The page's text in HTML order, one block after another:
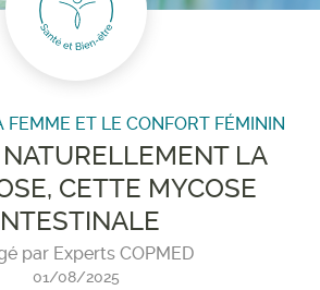
FEMME ET LE CONFORT FÉMININ
LA
CETTE MYCOSE
par Experts COPMED
01/08/2025